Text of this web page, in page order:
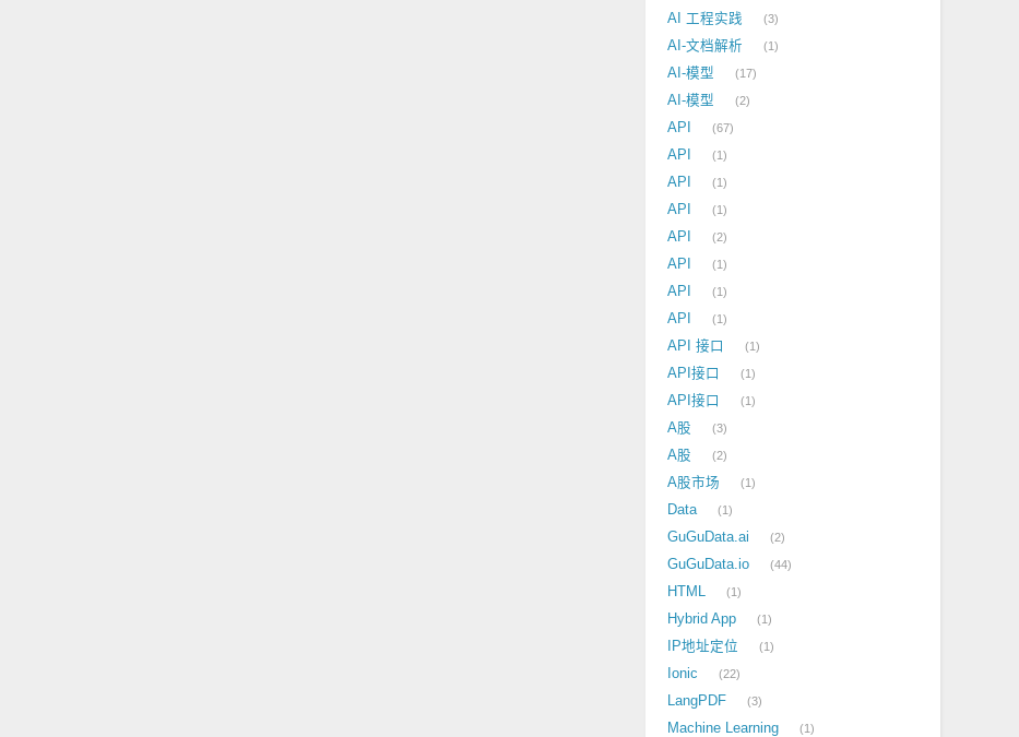
AI 工程实践 3
AI-文档解析 1
AI-模型 17
AI-模型 2
API 67
API 1
API 1
API 1
API 2
API 1
API 1
API 1
API 接口 1
API接口 1
API接口 1
A股 3
A股 2
A股市场 1
Data 1
GuGuData.ai 2
GuGuData.io 44
HTML 1
Hybrid App 1
IP地址定位 1
Ionic 22
LangPDF 3
Machine Learning 1